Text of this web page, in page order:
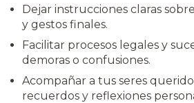
Dejar instrucciones claras
y gestos finales.
Facilitar procesos legales y
demoras o confusiones.
Acompañar a tus seres
recuerdos y reflexiones